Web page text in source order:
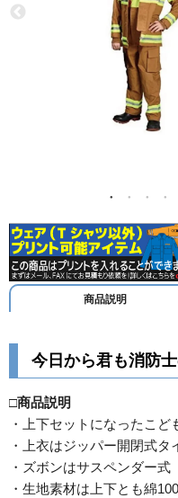
商品説明
今日から君も消防
□商品説明
・上下セットになったこど
・上衣はジッパー開閉式タ
・ズボンはサスペンダー式
・生地素材は上下とも綿